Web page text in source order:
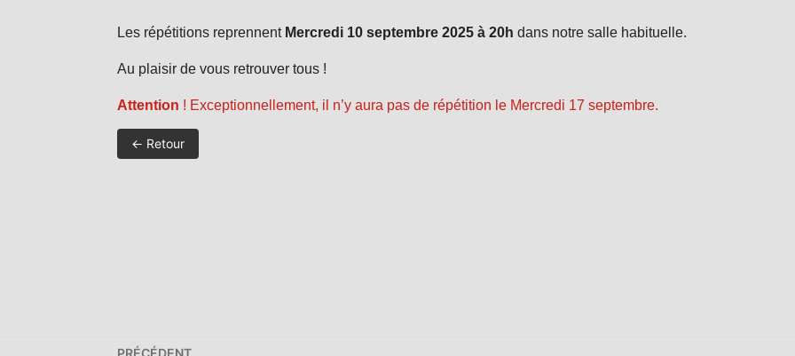
Les répétitions reprennent Mercredi 10 septembre 2025 à 20h dans notre salle habituelle.
Au plaisir de vous retrouver tous !
Attention ! Exceptionnellement, il n’y aura pas de répétition le Mercredi 17 septembre.
← Retour